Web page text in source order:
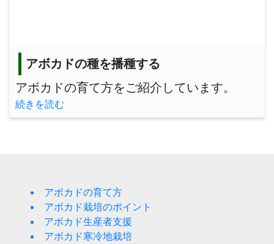
アボカドの種を播種する
アボカドの育て方をご紹介しています。
続きを読む
アボカドの育て方
アボカド栽培のポイント
アボカド生産者支援
アボカド寒冷地栽培